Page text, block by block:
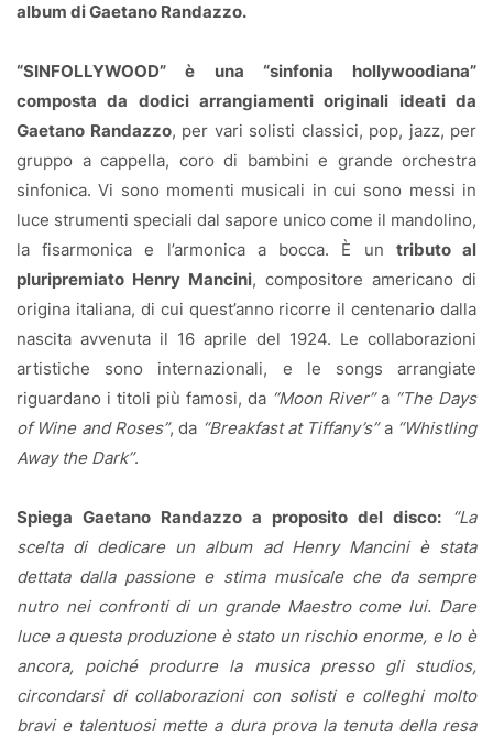
album di Gaetano Randazzo.
“SINFOLLYWOOD” è una “sinfonia hollywoodiana”
composta da dodici arrangiamenti originali ideati da
Gaetano Randazzo, per vari solisti classici, pop, jazz, per
gruppo a cappella, coro di bambini e grande orchestra
sinfonica. Vi sono momenti musicali in cui sono messi in
luce strumenti speciali dal sapore unico come il mandolino,
la fisarmonica e l’armonica a bocca. È un tributo al
pluripremiato Henry Mancini, compositore americano di
origina italiana, di cui quest’anno ricorre il centenario dalla
nascita avvenuta il 16 aprile del 1924. Le collaborazioni
artistiche sono internazionali, e le songs arrangiate
riguardano i titoli più famosi, da “Moon River”a “The Days
of Wine and Roses”, da “Breakfast at Tiffany’s”a “Whistling
Away the Dark”.
Spiega Gaetano Randazzo a proposito del disco: “La
scelta di dedicare un album ad Henry Mancini è stata
dettata dalla passione e stima musicale che da sempre
nutro nei confronti di un grande Maestro come lui. Dare
luce a questa produzione è stato un rischio enorme, e lo è
ancora, poiché produrre la musica presso gli studios,
circondarsi di collaborazioni con solisti e colleghi molto
bravi e talentuosi mette a dura prova la tenuta della resa